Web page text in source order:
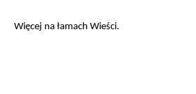
Więcej na łamach Wieści.